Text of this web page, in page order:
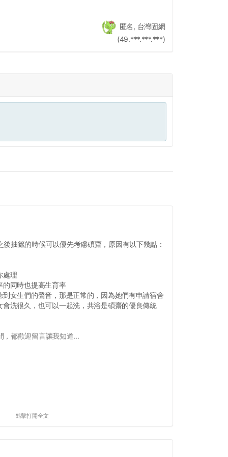
匿名, 台灣固網
(49.***.***.***)
抽籤的時候可以優先考慮碩齋，原因有以下幾點：
處理
的同時也提高生育率
女生們的聲音，那是正常的，因為她們有申請宿舍
洗很久，也可以一起洗，共浴是碩齋的優良傳統
，都歡迎留言讓我知道...
點擊打開全文